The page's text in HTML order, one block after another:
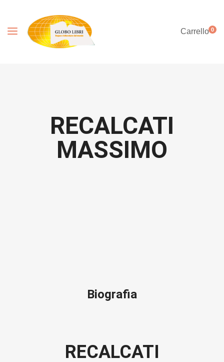
Carrello0
RECALCATI
MASSIMO
Biografia
RECALCATI